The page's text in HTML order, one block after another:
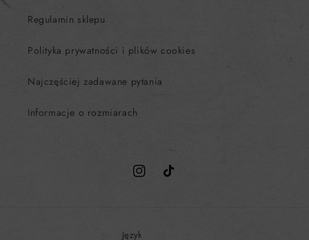
Regulamin sklepu
Polityka prywatności i plików cookies
Najczęściej zadawane pytania
Informacje o rozmiarach
InstagramTikTok
Język